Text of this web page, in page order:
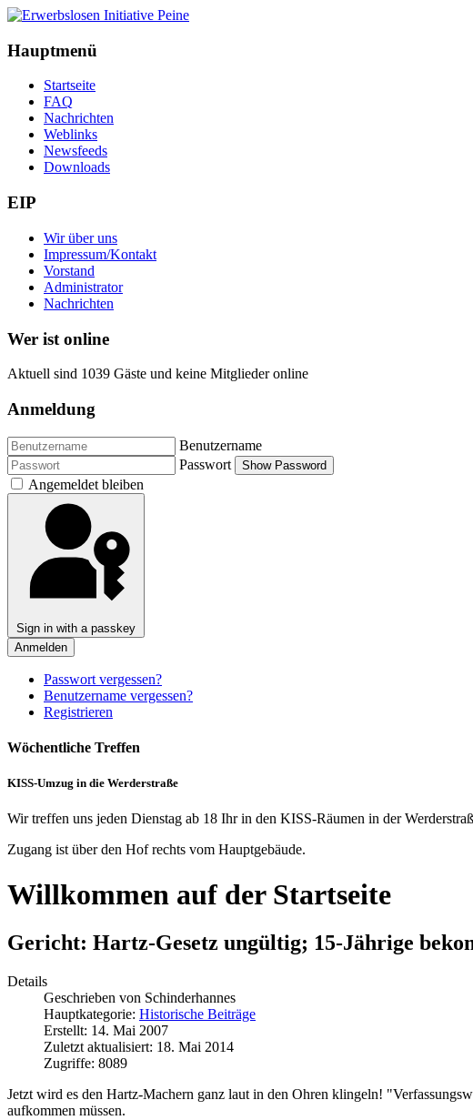
Hauptmenü
Startseite
FAQ
Nachrichten
Weblinks
Newsfeeds
Downloads
EIP
Wir über uns
Impressum/Kontakt
Vorstand
Administrator
Nachrichten
Wer ist online
Aktuell sind 1039 Gäste und keine Mitglieder online
Anmeldung
Benutzername
Passwort
Show Password
Angemeldet bleiben
Sign in with a passkey
Anmelden
Passwort vergessen?
Benutzername vergessen?
Registrieren
Wöchentliche Treffen
KISS-Umzug in die Werderstraße
Wir treffen uns jeden Dienstag ab 18 Ihr in den KISS-Räumen in der
Zugang ist über den Hof rechts vom Hauptgebäude.
Willkommen auf der Startseite
Gericht: Hartz-Gesetz ungültig; 15-Jährige
Details
Geschrieben von Schinderhannes
Hauptkategorie: Historische Beiträge
Erstellt: 14. Mai 2007
Zuletzt aktualisiert: 18. Mai 2014
Zugriffe: 8089
Jetzt wird es den Hartz-Machern ganz laut in den Ohren klingeln!
aufkommen müssen.